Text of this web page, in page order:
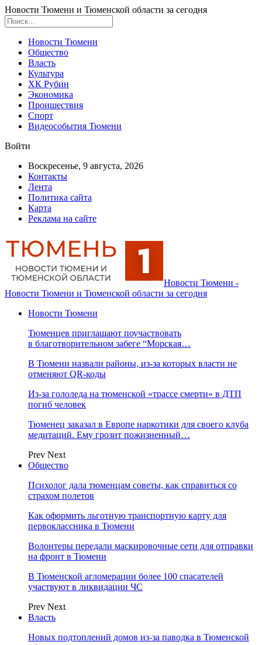
Новости Тюмени и Тюменской области за сегодня
Новости Тюмени
Общество
Власть
Культура
ХК Рубин
Экономика
Проишествия
Спорт
Видеособытия Тюмени
Войти
Воскресенье, 9 августа, 2026
Контакты
Лента
Политика сайта
Карта
Реклама на сайте
Новости Тюмени -
Новости Тюмени и Тюменской области за сегодня
Новости Тюмени
Тюменцев приглашают поучаствовать
в благотворительном забеге “Морская…
В Тюмени назвали районы, из-за которых власти не
отменяют QR-коды
Из-за гололеда на тюменской «трассе смерти» в ДТП
погиб человек
Тюменец заказал в Европе наркотики для своего клуба
медитаций. Ему грозит пожизненный…
Prev Next
Общество
Психолог дала тюменцам советы, как справиться со
страхом полетов
Как оформить льготную транспортную карту для
первоклассника в Тюмени
Волонтеры передали маскировочные сети для отправки
на фронт в Тюмени
В Тюменской агломерации более 100 спасателей
участвуют в ликвидации ЧС
Prev Next
Власть
Новых подтоплений домов из-за паводка в Тюменской